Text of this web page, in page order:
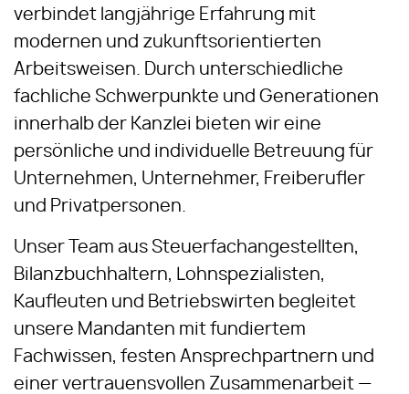
verbindet langjährige Erfahrung mit
modernen und zukunftsorientierten
Arbeitsweisen. Durch unterschiedliche
fachliche Schwerpunkte und Generationen
innerhalb der Kanzlei bieten wir eine
persönliche und individuelle Betreuung für
Unternehmen, Unternehmer, Freiberufler
und Privatpersonen.
Unser Team aus Steuerfachangestellten,
Bilanzbuchhaltern, Lohnspezialisten,
Kaufleuten und Betriebswirten begleitet
unsere Mandanten mit fundiertem
Fachwissen, festen Ansprechpartnern und
einer vertrauensvollen Zusammenarbeit —